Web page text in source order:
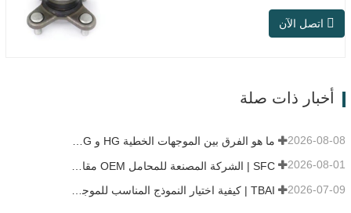
بعد البيع، وتلبي متطلبات الاستخدام في التنقل
اليومي، والقيادة لمسافات طويلة، وظروف
إتش-882…
اتصل الآن
أخبار ذات صلة
ما هو الفرق بين الموجهات الخطية HG و EG و MG؟ 2026-08-08
2026-08-01
2026-07-09